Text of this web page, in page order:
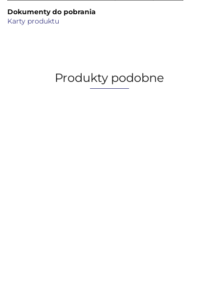
Dokumenty do pobrania
Karty produktu
Produkty podobne